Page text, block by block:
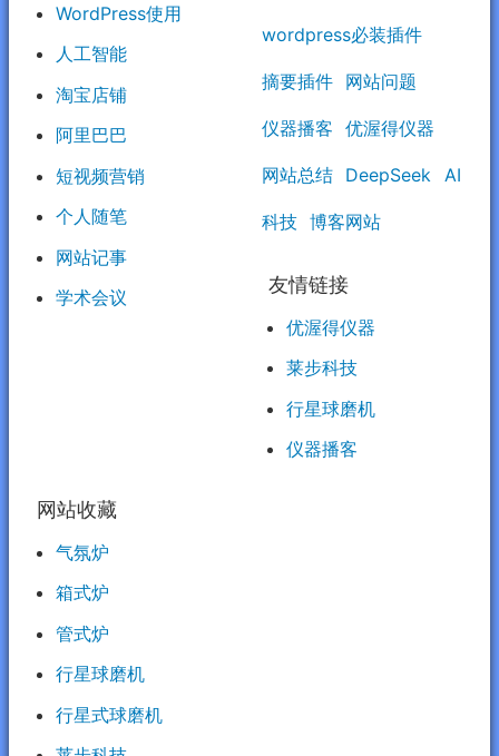
WordPress使用
人工智能
淘宝店铺
阿里巴巴
短视频营销
个人随笔
网站记事
学术会议
wordpress必装插件
摘要插件 网站问题
仪器播客 优渥得仪器
网站总结 DeepSeek AI
科技 博客网站
友情链接
优渥得仪器
莱步科技
行星球磨机
仪器播客
网站收藏
气氛炉
箱式炉
管式炉
行星球磨机
行星式球磨机